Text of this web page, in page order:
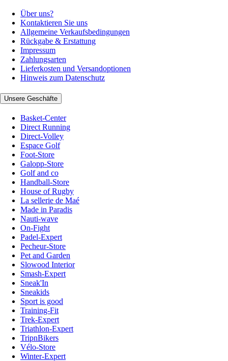
Über uns?
Kontaktieren Sie uns
Allgemeine Verkaufsbedingungen
Rückgabe & Erstattung
Impressum
Zahlungsarten
Lieferkosten und Versandoptionen
Hinweis zum Datenschutz
Unsere Geschäfte
Basket-Center
Direct Running
Direct-Volley
Espace Golf
Foot-Store
Galopp-Store
Golf and co
Handball-Store
House of Rugby
La sellerie de Maé
Made in Paradis
Nauti-wave
On-Fight
Padel-Expert
Pecheur-Store
Pet and Garden
Slowood Interior
Smash-Expert
Sneak'In
Sneakids
Sport is good
Training-Fit
Trek-Expert
Triathlon-Expert
TripnBikers
Vélo-Store
Winter-Expert